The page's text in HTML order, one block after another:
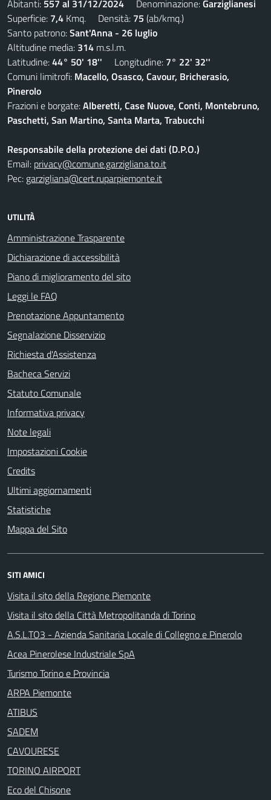
Abitanti: 557 al 31/12/2024 Denominazione:Garziglianesi
Superficie: 7,4 Kmq. Densità: 75 (ab/kmq.)
Santo patrono:Sant'Anna - 26 luglio
Altitudine media: 314 m.s.l.m.
Latitudine:44° 50' 18'' Longitudine: 7° 22' 32''
Comuni limitrofi: Macello, Osasco, Cavour, Bricherasio,
Pinerolo
Frazioni e borgate:Alberetti, Case Nuove, Conti, Montebruno,
Paschetti, San Martino, Santa Marta, Trabucchi
Responsabile della protezione dei dati (D.P.O.)
Email: privacy@comune.garzigliana.to.it
Pec: garzigliana@cert.ruparpiemonte.it
UTILITÀ
Amministrazione Trasparente
Dichiarazione di accessibilità
Piano di miglioramento del sito
Leggi le FAQ
Prenotazione Appuntamento
Segnalazione Disservizio
Richiesta d'Assistenza
Bacheca Servizi
Statuto Comunale
Informativa privacy
Note legali
Impostazioni Cookie
Credits
Ultimi aggiornamenti
Statistiche
Mappa del Sito
SITI AMICI
Visita il sito della Regione Piemonte
Visita il sito della Città Metropolitanda di Torino
A.S.L.TO3 - Azienda Sanitaria Locale di Collegno e Pinerolo
Acea Pinerolese Industriale SpA
Turismo Torino e Provincia
ARPA Piemonte
ATIBUS
SADEM
CAVOURESE
TORINO AIRPORT
Eco del Chisone